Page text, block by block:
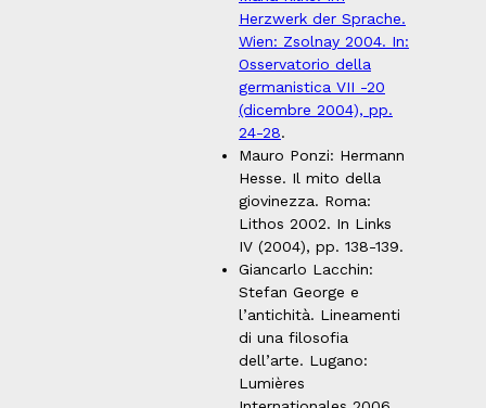
Herzwerk der Sprache.
Wien: Zsolnay 2004. In:
Osservatorio della
germanistica VII -20
(dicembre 2004), pp.
24-28.
Mauro Ponzi: Hermann
Hesse. Il mito della
giovinezza. Roma:
Lithos 2002. In Links
IV (2004), pp. 138-139.
Giancarlo Lacchin:
Stefan George e
l’antichità. Lineamenti
di una filosofia
dell’arte. Lugano:
Lumières